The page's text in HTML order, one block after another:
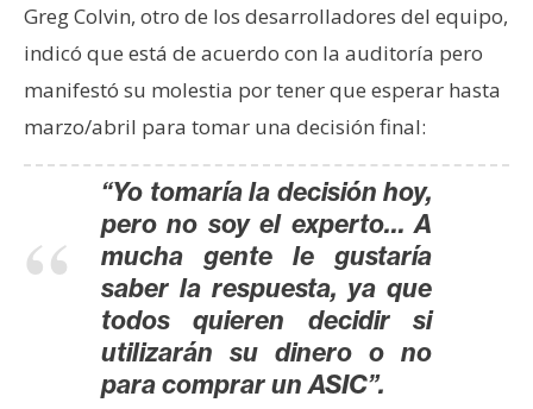
c
u
s
o
s
C
Greg Colvin, otro de los desarrolladores del equipo,
indicó que está de acuerdo con la auditoría pero
manifestó su molestia por tener que esperar hasta
marzo/abril para tomar una decisión final:
“Yo tomaría la decisión hoy,
pero no soy el experto… A
mucha gente le gustaría
saber la respuesta, ya que
todos quieren decidir si
utilizarán su dinero o no
para comprar un ASIC”.